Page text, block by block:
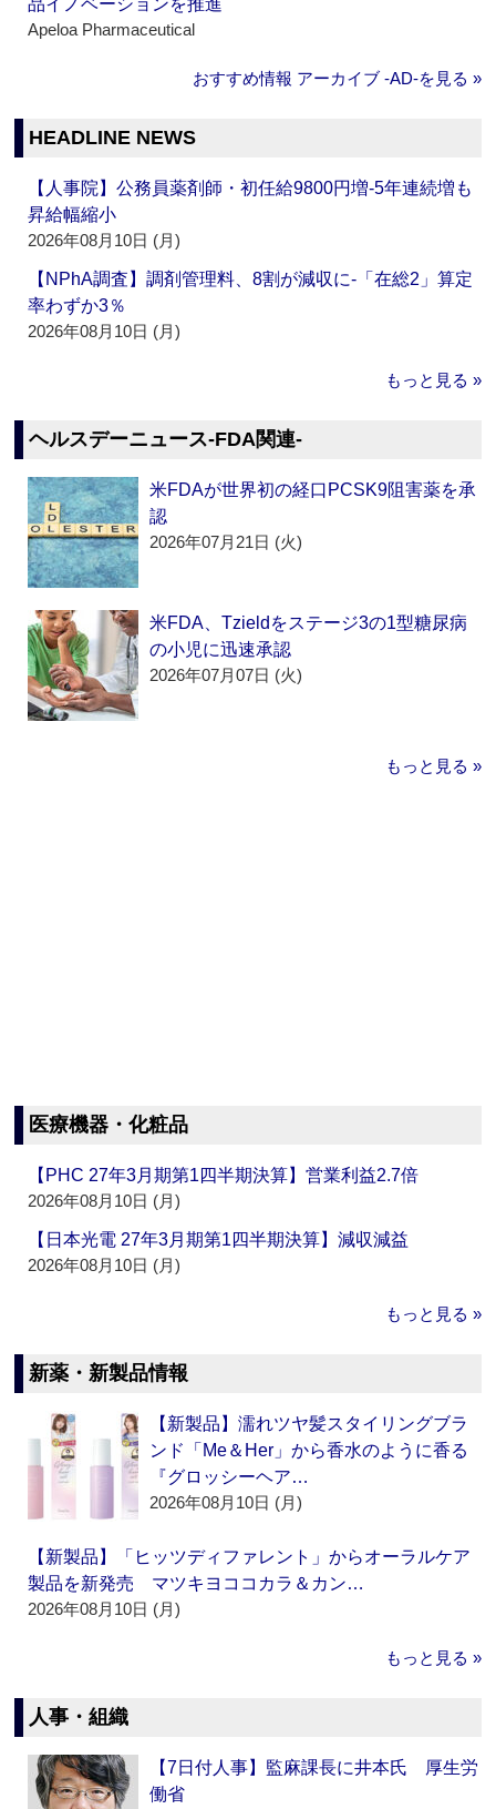
品イノベーションを推進
Apeloa Pharmaceutical
おすすめ情報 アーカイブ ‐AD‐を見る »
HEADLINE NEWS
【人事院】公務員薬剤師・初任給9800円増‐5年連続増も
昇給幅縮小
2026年08月10日 (月)
【NPhA調査】調剤管理料、8割が減収に‐「在総2」算定
率わずか3％
2026年08月10日 (月)
もっと見る »
ヘルスデーニュース‐FDA関連‐
米FDAが世界初の経口PCSK9阻害薬を承
認
2026年07月21日 (火)
米FDA、Tzieldをステージ3の1型糖尿病
の小児に迅速承認
2026年07月07日 (火)
もっと見る »
医療機器・化粧品
【PHC 27年3月期第1四半期決算】営業利益2.7倍
2026年08月10日 (月)
【日本光電 27年3月期第1四半期決算】減収減益
2026年08月10日 (月)
もっと見る »
新薬・新製品情報
【新製品】濡れツヤ髪スタイリングブラ
ンド「Me＆Her」から香水のように香る
『グロッシーヘア…
2026年08月10日 (月)
【新製品】「ヒッツディファレント」からオーラルケア
製品を新発売 マツキヨココカラ＆カン…
2026年08月10日 (月)
もっと見る »
人事・組織
【7日付人事】監麻課長に井本氏 厚生労
働省